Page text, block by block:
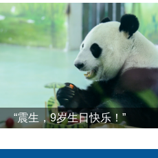
“震生，9岁生日快乐！”